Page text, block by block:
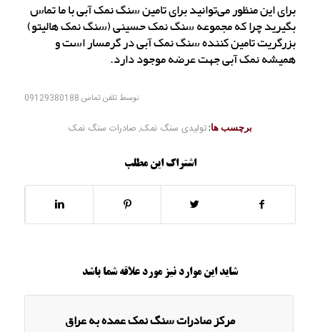
برای این منظور می‌توانید برای تامین سنگ نمک آبی با ما تماس
بگیرید چرا که مجموعه سنگ نمک حسینی (سنگ نمک هالیتو)
بزرگریت تامین کننده سنگ نمک آبی در گرمسار است و
همیشه نمک آبی جهت عرضه موجود دارد.
توسطتلفن تماس 09129380188
برچسب ها: تولیدی سنگ نمک, صادرات سنگ نمک
اشتراک این مطلب
شاید این موارد نیز مورد علاقه شما باشد
مرکز صادرات سنگ نمک عمده به عراق